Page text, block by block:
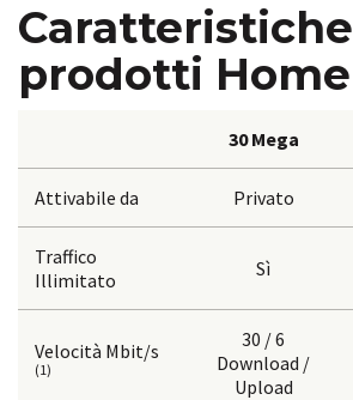
Caratteristiche
prodotti Home
30 Mega
Attivabile da Privato
Traffico
Illimitato
Sì
Velocità Mbit/s
(1)
30 / 6
Download /
Upload